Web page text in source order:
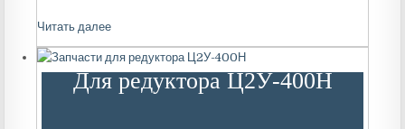
Читать далее
Для редуктора Ц2У-400Н